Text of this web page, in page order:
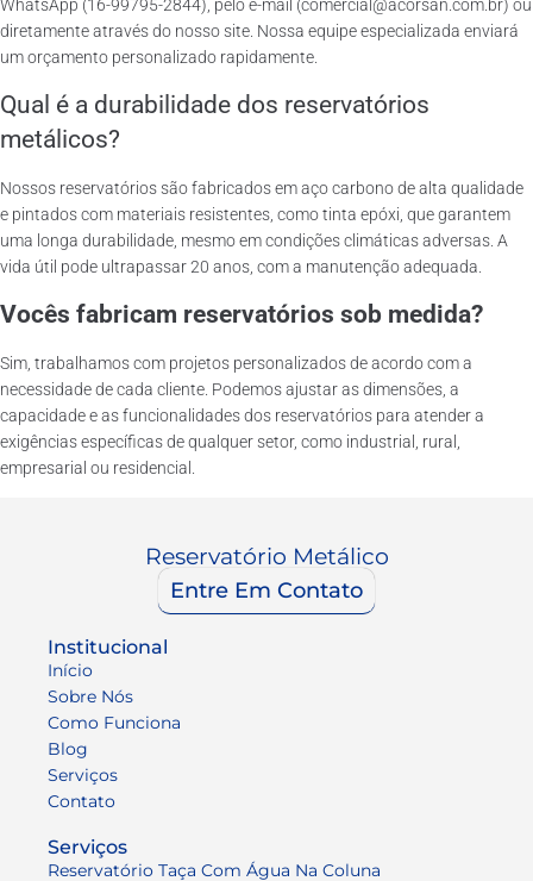
WhatsApp (16-99795-2844), pelo e-mail (comercial@acorsan.com.br) ou
diretamente através do nosso site. Nossa equipe especializada enviará
um orçamento personalizado rapidamente.
Qual é a durabilidade dos reservatórios
metálicos?
Nossos reservatórios são fabricados em aço carbono de alta qualidade
e pintados com materiais resistentes, como tinta epóxi, que garantem
uma longa durabilidade, mesmo em condições climáticas adversas. A
vida útil pode ultrapassar 20 anos, com a manutenção adequada.
Vocês fabricam reservatórios sob medida?
Sim, trabalhamos com projetos personalizados de acordo com a
necessidade de cada cliente. Podemos ajustar as dimensões, a
capacidade e as funcionalidades dos reservatórios para atender a
exigências específicas de qualquer setor, como industrial, rural,
empresarial ou residencial.
Reservatório Metálico
Entre Em Contato
Institucional
Início
Sobre Nós
Como Funciona
Blog
Serviços
Contato
Serviços
Reservatório Taça Com Água Na Coluna